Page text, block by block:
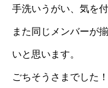
手洗いうがい、気を
また同じメンバーが
いと思います。
ごちそうさまでした！